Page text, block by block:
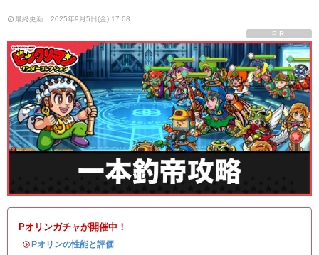
最終更新：2025年9月5日(金) 17:08
PR
Pオリンガチャが開催中！
・Pオリンの性能と評価